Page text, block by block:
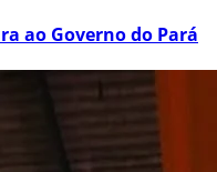
ao Governo do Pará